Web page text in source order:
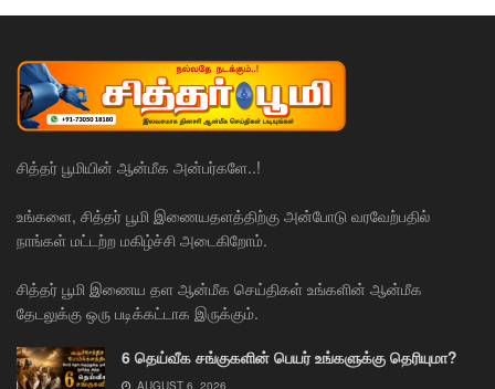
சித்தர் பூமியின் ஆன்மீக அன்பர்களே..!
உங்களை, சித்தர் பூமி இணையதளத்திற்கு அன்போடு வரவேற்பதில்
நாங்கள் மட்டற்ற மகிழ்ச்சி அடைகிறோம்.
சித்தர் பூமி இணைய தள ஆன்மீக செய்திகள் உங்களின் ஆன்மீக
தேடலுக்கு ஒரு படிக்கட்டாக இருக்கும்.
6 தெய்வீக சங்குகளின் பெயர் உங்களுக்கு தெரியுமா?
AUGUST 6, 2026